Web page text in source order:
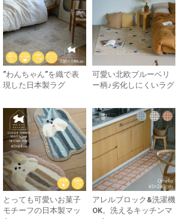
”わんちゃん”を織で表
現した日本製ラグ
可愛い北欧ブルーベリ
ー柄♪劣化しにくいラグ
とっても可愛いお菓子
モチーフの日本製マッ
アレルブロック&洗濯機
OK。洗えるキッチンマ